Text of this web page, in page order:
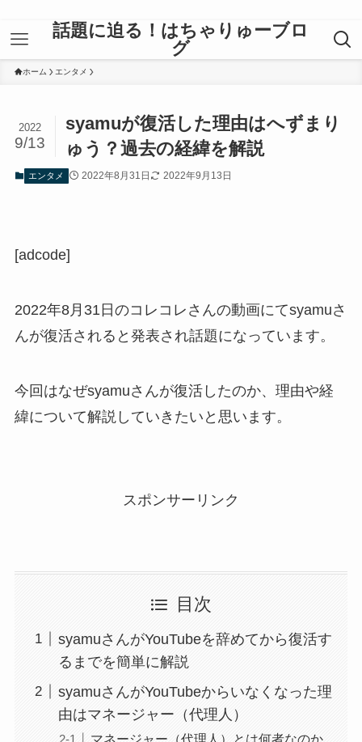
話題に迫る！はちゃりゅーブロ
グ
ホーム エンタメ
syamuが復活した理由はへずまり
ゅう？過去の経緯を解説
2022
9/13
エンタメ 2022年8月31日 2022年9月13日
[adcode]
2022年8月31日のコレコレさんの動画にてsyamuさ
んが復活されると発表され話題になっています。
今回はなぜsyamuさんが復活したのか、理由や経
緯について解説していきたいと思います。
スポンサーリンク
目次
syamuさんがYouTubeを辞めてから復活す
るまでを簡単に解説
syamuさんがYouTubeからいなくなった理
由はマネージャー（代理人）
マネージャー（代理人）とは何者なのか